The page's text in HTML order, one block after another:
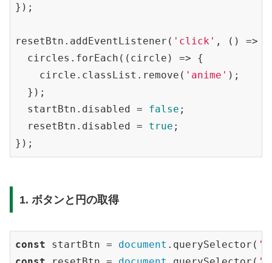
});
resetBtn.addEventListener( 'click' , () => {
  circles.forEach(
( circle ) => {
    circle.classList.remove(
'anime' );
  });
  startBtn.disabled =
false ;
  resetBtn.disabled =
true ;
1. ボタンと円の取得
const startBtn = document .querySelector(